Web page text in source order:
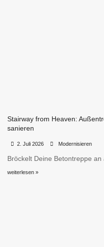
Stairway from Heaven:
sanieren
2. Juli 2026 Modernisieren
Bröckelt Deine Betontreppe an
weiterlesen »